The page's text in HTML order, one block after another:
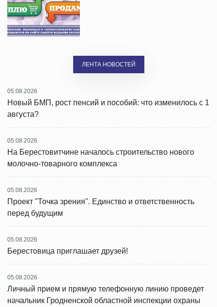
ЛЕНТА НОВОСТЕЙ
05.08.2026
Новый БМП, рост пенсий и пособий: что изменилось с 1
августа?
05.08.2026
На Берестовитчине началось строительство нового
молочно-товарного комплекса
05.08.2026
Проект "Точка зрения". Единство и ответственность
перед будущим
05.08.2026
Берестовица приглашает друзей!
05.08.2026
Личный прием и прямую телефонную линию проведет
начальник Гродненской областной инспекции охраны